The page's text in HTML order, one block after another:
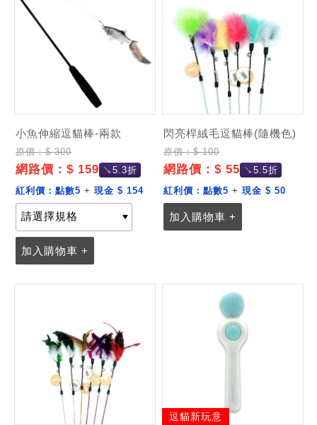
小魚伸縮逗貓棒-兩款
原價：$ 300
網路價：$ 159 ↘5.3折
紅利價： 點數5 + 現金 $ 154
加入購物車 +
閃亮桿絨毛逗貓棒(隨機色)
原價：$ 100
網路價：$ 55 ↘5.5折
紅利價：點數5 +現金 $ 50
加入購物車 +
逗貓新玩意